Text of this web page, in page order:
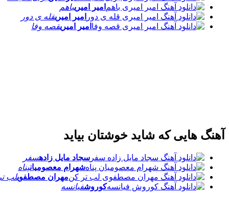
امیر امیریباهم
امیر امیریقله ی دور
امیر امیریقصه وفا
آهنگ هایی که شاید خوشتان بیاید
سجاد مایل زادهسفر
شهرام معصومیانپناه
مهران مصطفویلب
کوروشفیانسه